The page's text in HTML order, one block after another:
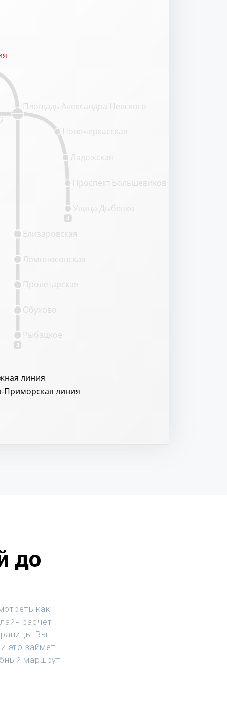
линия
Приморская линия
3
4
Площадь Александра Невского
Новочеркасская
Ладожская
Проспект Большевиков
Улица Дыбенко
Рыбацкое
Обухово
Пролетарская
Ломоносовская
Елизаровская
до
как
расчёт
Вы
это займёт.
маршрут